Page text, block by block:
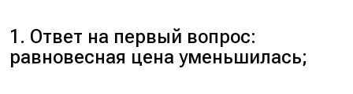
1. Ответ на первый вопрос:
равновесная цена уменьшилась;